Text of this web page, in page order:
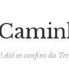
Até os confins da